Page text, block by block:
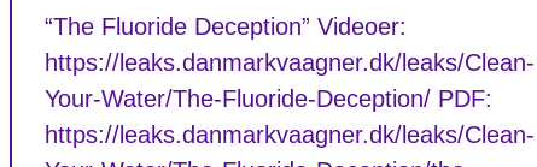
“The Fluoride Deception” Videoer:
https://leaks.danmarkvaagner.dk/leaks/Clean-
Your-Water/The-Fluoride-Deception/ PDF:
https://leaks.danmarkvaagner.dk/leaks/Clean-